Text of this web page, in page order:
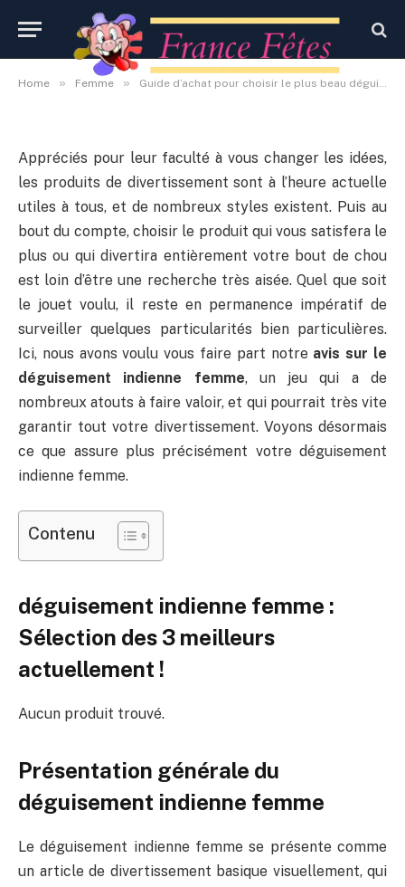
Home » Femme » Guide d’achat pour choisir le plus beau déguisement indienne femme
By Administrateur
27 septembre 2020
Aucun commentaire
Appréciés pour leur faculté à vous changer les idées,
les produits de divertissement sont à l’heure actuelle
utiles à tous, et de nombreux styles existent. Puis au
bout du compte, choisir le produit qui vous satisfera le
plus ou qui divertira entièrement votre bout de chou
est loin d’être une recherche très aisée. Quel que soit
le jouet voulu, il reste en permanence impératif de
surveiller quelques particularités bien particulières.
Ici, nous avons voulu vous faire part notre avis sur le
déguisement indienne femme, un jeu qui a de
nombreux atouts à faire valoir, et qui pourrait très vite
garantir tout votre divertissement. Voyons désormais
ce que assure plus précisément votre déguisement
indienne femme.
Contenu
déguisement indienne femme :
Sélection des 3 meilleurs
actuellement !
Aucun produit trouvé.
Présentation générale du
déguisement indienne femme
Le déguisement indienne femme se présente comme
un article de divertissement basique visuellement, qui